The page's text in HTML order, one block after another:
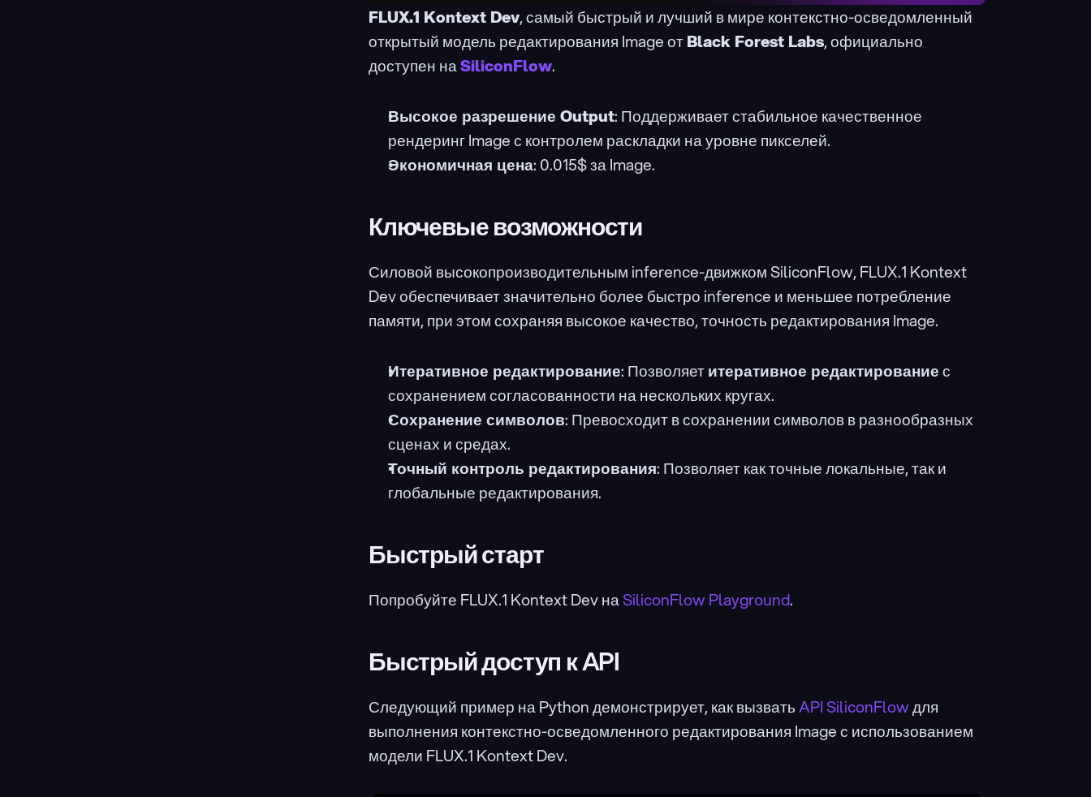
FLUX.1 Kontext Dev, самый быстрый и лучший в мире контекстно-осведомленный
открытый модель редактирования Image от Black Forest Labs, официально
доступен на SiliconFlow.
Высокое разрешение Output: Поддерживает стабильное качественное
рендеринг Image с контролем раскладки на уровне пикселей.
Экономичная цена: 0.015$ за Image.
Ключевые возможности
Силовой высокопроизводительным inference-движком SiliconFlow, FLUX.1 Kontext
Dev обеспечивает значительно более быстро inference и меньшее потребление
памяти, при этом сохраняя высокое качество, точность редактирования Image.
Итеративное редактирование: Позволяет итеративное редактирование с
сохранением согласованности на нескольких кругах.
Сохранение символов: Превосходит в сохранении символов в разнообразных
сценах и средах.
Точный контроль редактирования: Позволяет как точные локальные, так и
глобальные редактирования.
Быстрый старт
Попробуйте FLUX.1 Kontext Dev на SiliconFlow Playground.
Быстрый доступ к API
Следующий пример на Python демонстрирует, как вызвать API SiliconFlow для
выполнения контекстно-осведомленного редактирования Image с использованием
модели FLUX.1 Kontext Dev.